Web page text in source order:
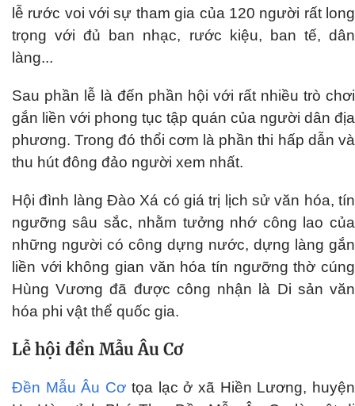
lễ rước voi với sự tham gia của 120 người rất long
trọng với đủ ban nhạc, rước kiệu, ban tế, dân
làng...
Sau phần lễ là đến phần hội với rất nhiều trò chơi
gắn liền với phong tục tập quán của người dân địa
phương. Trong đó thổi cơm là phần thi hấp dẫn và
thu hút đông đảo người xem nhất.
Hội đình làng Đào Xá có giá trị lịch sử văn hóa, tín
ngưỡng sâu sắc, nhằm tưởng nhớ công lao của
những người có công dựng nước, dựng làng gắn
liền với không gian văn hóa tín ngưỡng thờ cúng
Hùng Vương đã được công nhận là Di sản văn
hóa phi vật thể quốc gia.
Lễ hội đền Mẫu Âu Cơ
Đền Mẫu Âu Cơ tọa lạc ở xã Hiền Lương, huyện